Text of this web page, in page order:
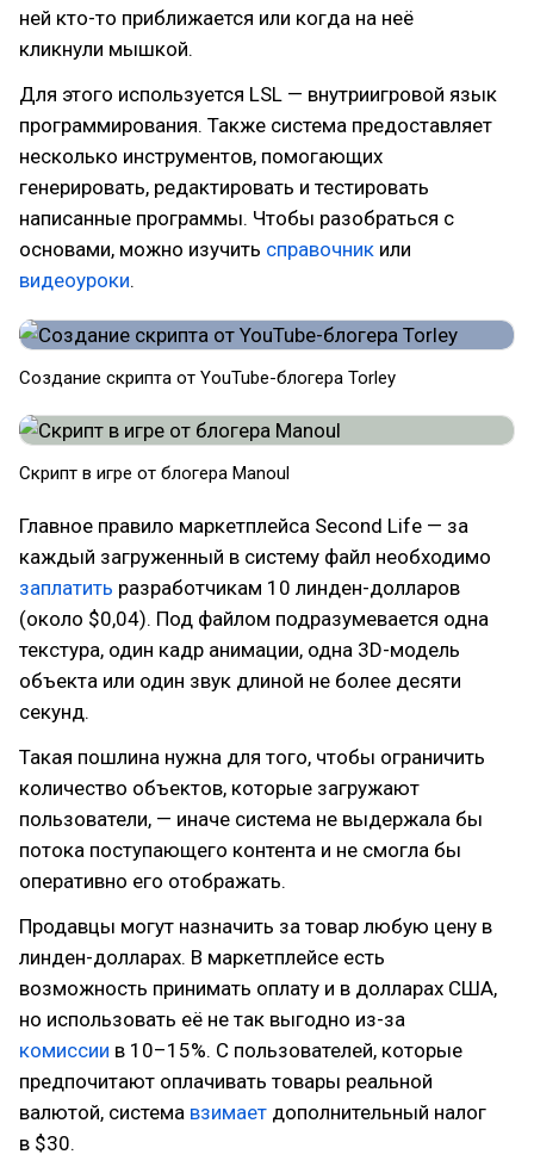
ней кто-то приближается или когда на неё
кликнули мышкой.
Для этого используется LSL — внутриигровой язык
программирования. Также система предоставляет
несколько инструментов, помогающих
генерировать, редактировать и тестировать
написанные программы. Чтобы разобраться с
основами, можно изучить справочник или
видеоуроки.
​Создание скрипта от YouTube-блогера Torley
​Скрипт в игре от блогера Manoul
Главное правило маркетплейса Second Life — за
каждый загруженный в систему файл необходимо
заплатить разработчикам 10 линден-долларов
(около $0,04). Под файлом подразумевается одна
текстура, один кадр анимации, одна 3D-модель
объекта или один звук длиной не более десяти
секунд.
Такая пошлина нужна для того, чтобы ограничить
количество объектов, которые загружают
пользователи, — иначе система не выдержала бы
потока поступающего контента и не смогла бы
оперативно его отображать.
Продавцы могут назначить за товар любую цену в
линден-долларах. В маркетплейсе есть
возможность принимать оплату и в долларах США,
но использовать её не так выгодно из-за
комиссии в 10–15%. С пользователей, которые
предпочитают оплачивать товары реальной
валютой, система взимает дополнительный налог
в $30.